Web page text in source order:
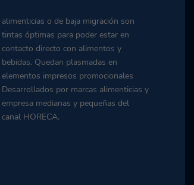
alimenticias o de baja migración son
tintas óptimas para poder estar en
contacto directo con alimentos y
bebidas. Quedan plasmadas en
elementos impresos promocionales
Desarrollados por marcas alimenticias y
empresa medianas y pequeñas del
canal HORECA.